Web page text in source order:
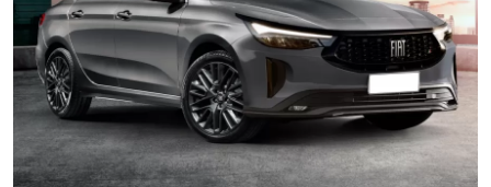
Lastik & Jant
Yağlar & Sıvılar
LPG & Yakıt
Elektrik & Akü